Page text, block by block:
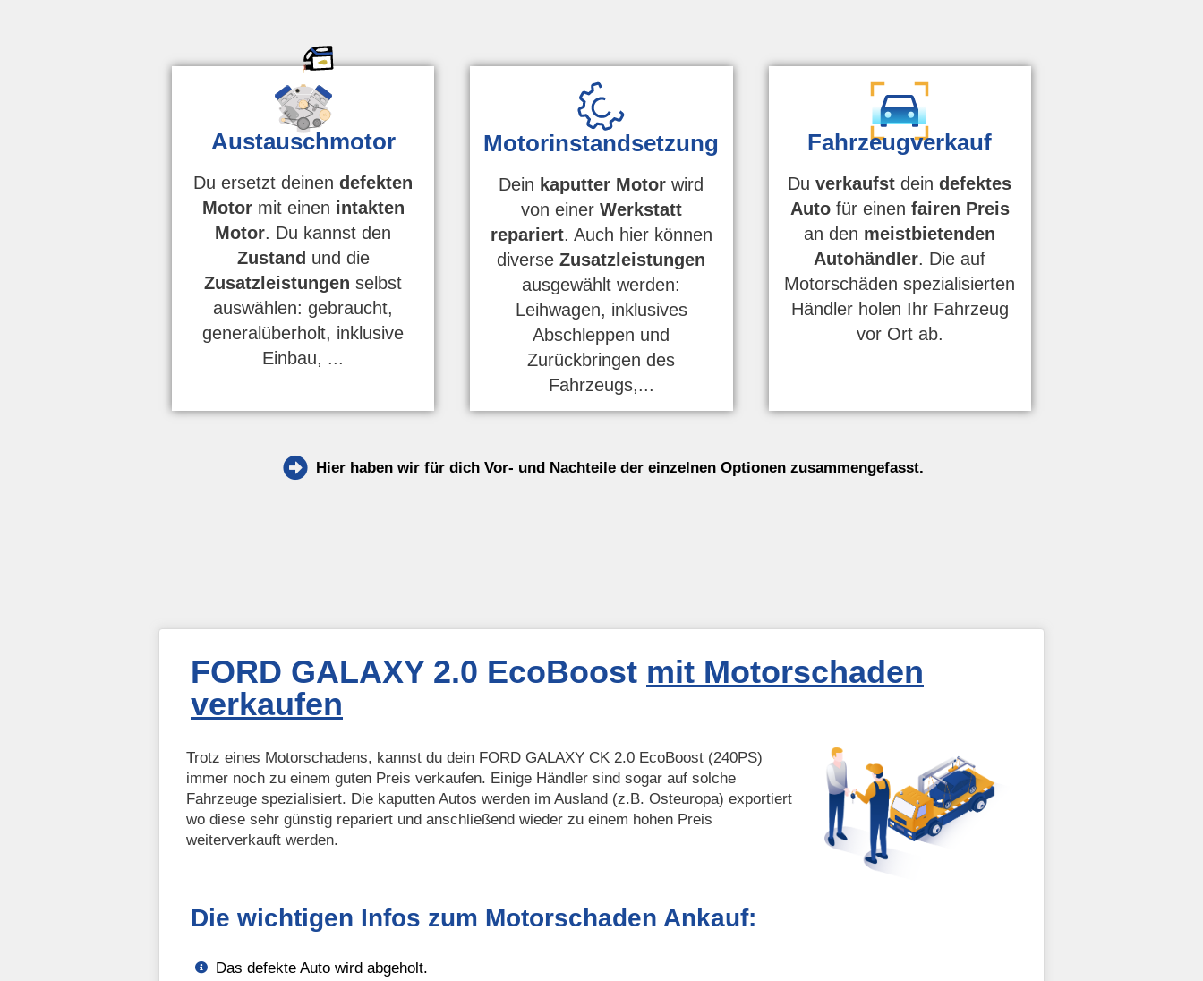
Austauschmotor
Du ersetzt deinendefekten
Motormit einen intakten
Motor. Du kannst den
Zustand und die
Zusatzleistungen selbst
auswählen: gebraucht,
generalüberholt, inklusive
Einbau, ...
Motorinstandsetzung
Dein kaputter Motor wird
von einer Werkstatt
repariert. Auch hier können
diverseZusatzleistungen
ausgewählt werden:
Leihwagen, inklusives
Abschleppen und
Zurückbringen des
Fahrzeugs,...
Fahrzeugverkauf
Duverkaufst deindefektes
Autofür einen fairen Preis
an den meistbietenden
Autohändler. Die auf
Motorschäden spezialisierten
Händler holen Ihr Fahrzeug
vor Ort ab.
Hier haben wir für dich Vor- und Nachteile der einzelnen Optionen zusammengefasst.
FORD GALAXY 2.0 EcoBoost mit Motorschaden
verkaufen
Trotz eines Motorschadens, kannst du dein FORD GALAXY CK 2.0 EcoBoost (240PS)
immer noch zu einem guten Preis verkaufen. Einige Händler sind sogar auf solche
Fahrzeuge spezialisiert. Die kaputten Autos werden im Ausland (z.B. Osteuropa) exportiert
wo diese sehr günstig repariert und anschließend wieder zu einem hohen Preis
weiterverkauft werden.
Die wichtigen Infos zum Motorschaden Ankauf:
Das defekte Auto wird abgeholt.